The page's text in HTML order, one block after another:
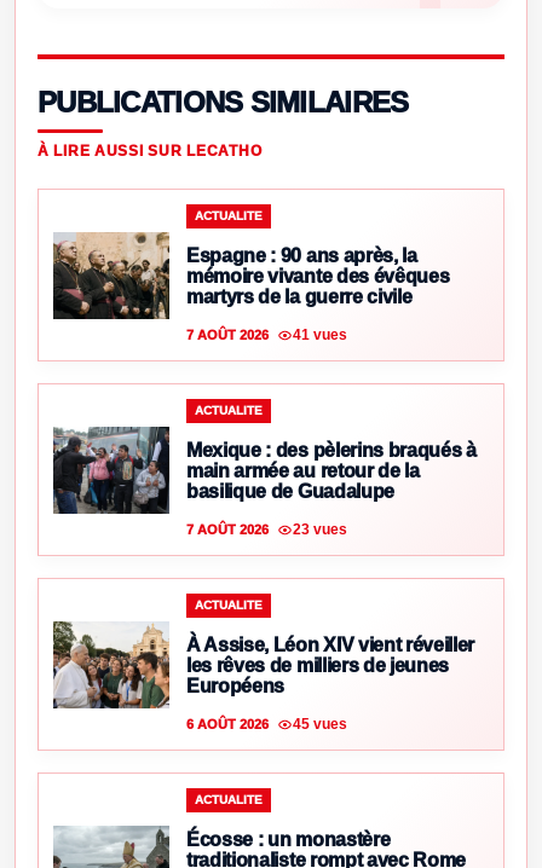
PUBLICATIONS SIMILAIRES
À LIRE AUSSI SUR LECATHO
ACTUALITE
Espagne : 90 ans après, la
mémoire vivante des évêques
martyrs de la guerre civile
7 AOÛT 2026 41 vues
ACTUALITE
Mexique : des pèlerins braqués à
main armée au retour de la
basilique de Guadalupe
7 AOÛT 2026 23 vues
ACTUALITE
À Assise, Léon XIV vient réveiller
les rêves de milliers de jeunes
Européens
6 AOÛT 2026 45 vues
ACTUALITE
Écosse : un monastère
traditionaliste rompt avec Rome